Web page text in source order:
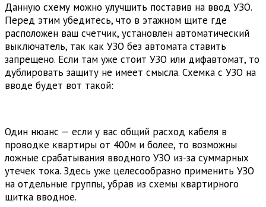
Данную схему можно улучшить поставив на ввод УЗО.
Перед этим убедитесь, что в этажном щите где
расположен ваш счетчик, установлен автоматический
выключатель, так как УЗО без автомата ставить
запрещено. Если там уже стоит УЗО или дифавтомат, то
дублировать защиту не имеет смысла. Схемка с УЗО на
вводе будет вот такой:
Один нюанс — если у вас общий расход кабеля в
проводке квартиры от 400м и более, то возможны
ложные срабатывания вводного УЗО из-за суммарных
утечек тока. Здесь уже целесообразно применить УЗО
на отдельные группы, убрав из схемы квартирного
щитка вводное.